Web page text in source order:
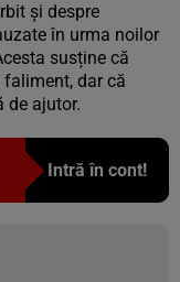
și despre
în urma noilor
susține că
dar că
de ajutor.
Intră în cont!